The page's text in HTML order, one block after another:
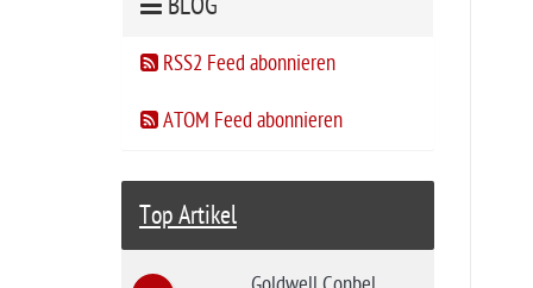
BLOG
RSS2 Feed abonnieren
ATOM Feed abonnieren
Top Artikel